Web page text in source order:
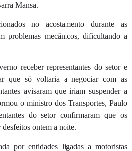
Mansa.
no acostamento durante as
problemas mecânicos, dificultando a
receber representantes do setor e
que só voltaria a negociar com as
avisaram que iriam suspender a
o ministro dos Transportes, Paulo
do setor confirmaram que os
ontem a noite.
por entidades ligadas a motoristas